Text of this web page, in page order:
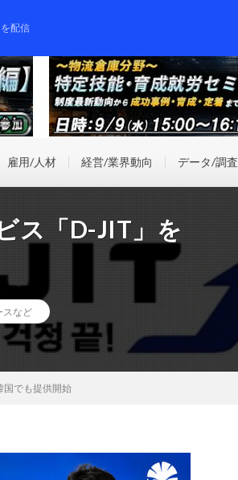
配信
雇用/人材 経営/業界動向 データ/調査
ス「D-JIT」を
スなど
国でも提供開始